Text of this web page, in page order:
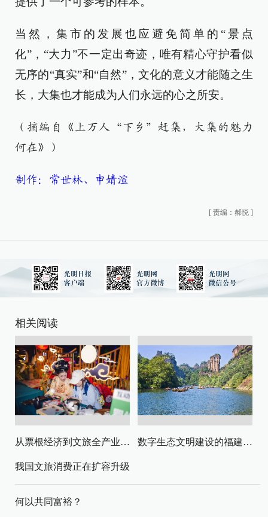
当然，集市的发展也应避免简单的“景点
化”，“大力”不一定出奇迹，唯有精心守护看似
无序的“真实”和“自然”，文化的意义才能随之生
长，大集也才能成为人们永远的心之所安。
（摘编自《上万人“下乡”赶集，大集的魅力
何在》）
制作：常世林、申婧渲
[ 责编：郝悦 ]
相关阅读
从票根经济到文旅全产业链升级 数字生态文明建设的福建路径与启示
我国文旅消费正在扩容升级
何以共同富裕？